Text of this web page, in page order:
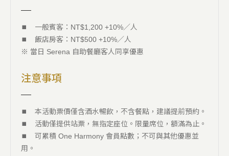
⏹︎ 一般賓客：NT$1,200 +10%／人
⏹︎ 飯店房客：NT$500 +10%／人
※ 當日 Serena 自助餐廳客人同享優惠
注意事項
⏹︎ 本活動票價僅含酒水暢飲，不含餐點，建議提前預約。
⏹︎ 活動僅提供站票，無指定座位。限量席位，額滿為止。
⏹︎ 可累積 One Harmony 會員點數；不可與其他優惠並
用。